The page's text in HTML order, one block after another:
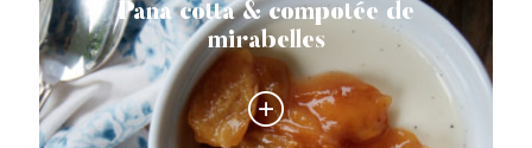
Pana cotta & compotée de
mirabelles